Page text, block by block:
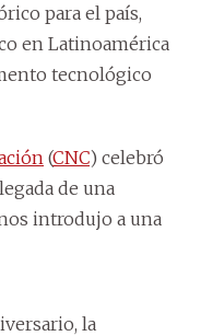
para el país,
en Latinoamérica
tecnológico
(CNC) celebró
de una
introdujo a una
la